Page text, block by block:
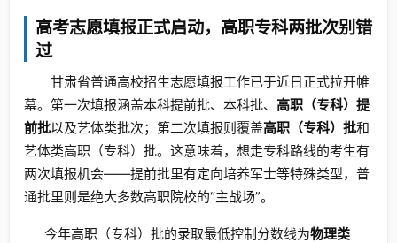
高考志愿填报正式启动，高职专科两批次别错
过
甘肃省普通高校招生志愿填报工作已于近日正式拉开帷
幕。第一次填报涵盖本科提前批、本科批、 高职（专科）提
前批以及艺体类批次；第二次填报则覆盖高职（专科）批和
艺体类高职（专科）批。这意味着，想走专科路线的考生有
两次填报机会——提前批里有定向培养军士等特殊类型，普
通批里则是绝大多数高职院校的“主战场”。
今年高职（专科）批的录取最低控制分数线为物理类